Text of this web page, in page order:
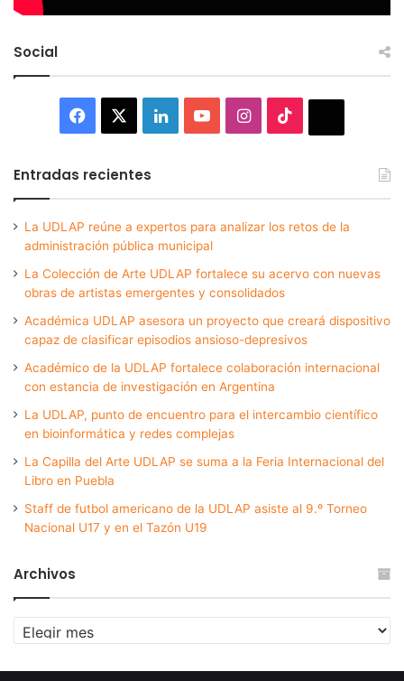
Social
Facebook LinkedInYouTubeInstagram
Entradas recientes
La UDLAP reúne a expertos para analizar los retos de la
administración pública municipal
La Colección de Arte UDLAP fortalece su acervo con nuevas
obras de artistas emergentes y consolidados
Académica UDLAP asesora un proyecto que creará dispositivo
capaz de clasificar episodios ansioso-depresivos
Académico de la UDLAP fortalece colaboración internacional
con estancia de investigación en Argentina
La UDLAP, punto de encuentro para el intercambio científico
en bioinformática y redes complejas
La Capilla del Arte UDLAP se suma a la Feria Internacional del
Libro en Puebla
Staff de futbol americano de la UDLAP asiste al 9.º Torneo
Nacional U17 y en el Tazón U19
Archivos
Archivos